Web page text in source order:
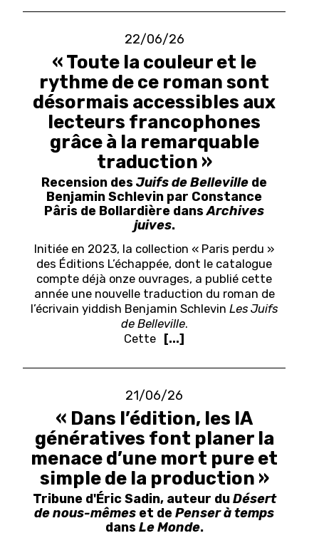
22/06/26
« Toute la couleur et le
rythme de ce roman sont
désormais accessibles aux
lecteurs francophones
grâce à la remarquable
traduction »
Recension des Juifs de Belleville de
Benjamin Schlevin par Constance
Pâris de Bollardière dansArchives
juives.
Initiée en 2023, la collection « Paris perdu »
des Éditions L’échappée, dont le catalogue
compte déjà onze ouvrages, a publié cette
année une nouvelle traduction du roman de
l’écrivain yiddish Benjamin Schlevin Les Juifs
de Belleville.
Cette [...]
21/06/26
« Dans l’édition, les IA
génératives font planer la
menace d’une mort pure et
simple de la production »
Tribune d'Éric Sadin, auteur duDésert
de nous-mêmes et dePenser à temps
dans Le Monde.